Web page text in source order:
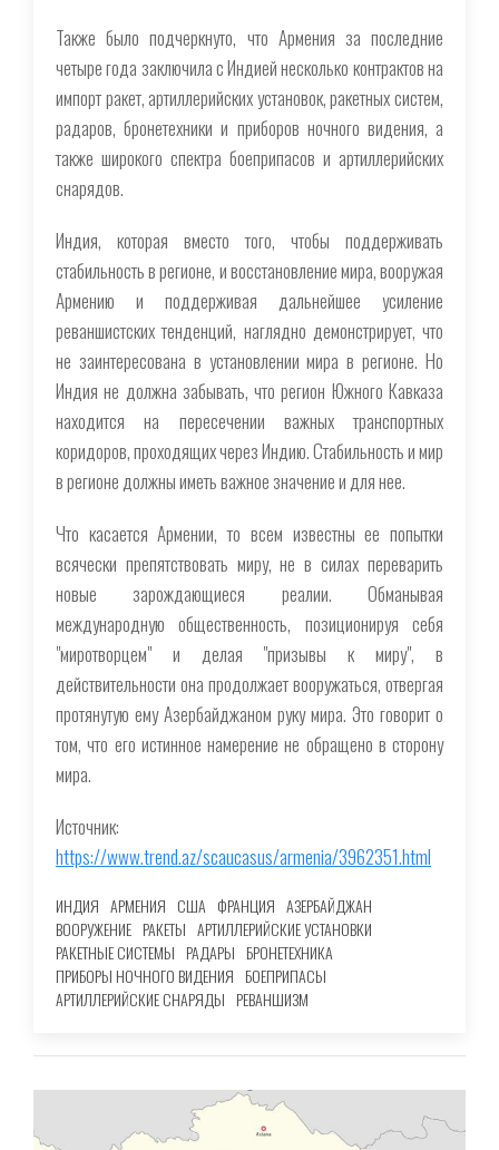
Также было подчеркнуто, что Армения за последние
четыре года заключила с Индией несколько контрактов на
импорт ракет, артиллерийских установок, ракетных систем,
радаров, бронетехники и приборов ночного видения, а
также широкого спектра боеприпасов и артиллерийских
снарядов.
Индия, которая вместо того, чтобы поддерживать
стабильность в регионе, и восстановление мира, вооружая
Армению и поддерживая дальнейшее усиление
реваншистских тенденций, наглядно демонстрирует, что
не заинтересована в установлении мира в регионе. Но
Индия не должна забывать, что регион Южного Кавказа
находится на пересечении важных транспортных
коридоров, проходящих через Индию. Стабильность и мир
в регионе должны иметь важное значение и для нее.
Что касается Армении, то всем известны ее попытки
всячески препятствовать миру, не в силах переварить
новые зарождающиеся реалии. Обманывая
международную общественность, позиционируя себя
"миротворцем" и делая "призывы к миру", в
действительности она продолжает вооружаться, отвергая
протянутую ему Азербайджаном руку мира. Это говорит о
том, что его истинное намерение не обращено в сторону
мира.
Источник:
https://www.trend.az/scaucasus/armenia/3962351.html
ИНДИЯ АРМЕНИЯ США ФРАНЦИЯ АЗЕРБАЙДЖАН
ВООРУЖЕНИЕ РАКЕТЫ АРТИЛЛЕРИЙСКИЕ УСТАНОВКИ
РАКЕТНЫЕ СИСТЕМЫ РАДАРЫ БРОНЕТЕХНИКА
ПРИБОРЫ НОЧНОГО ВИДЕНИЯ БОЕПРИПАСЫ
АРТИЛЛЕРИЙСКИЕ СНАРЯДЫ РЕВАНШИЗМ